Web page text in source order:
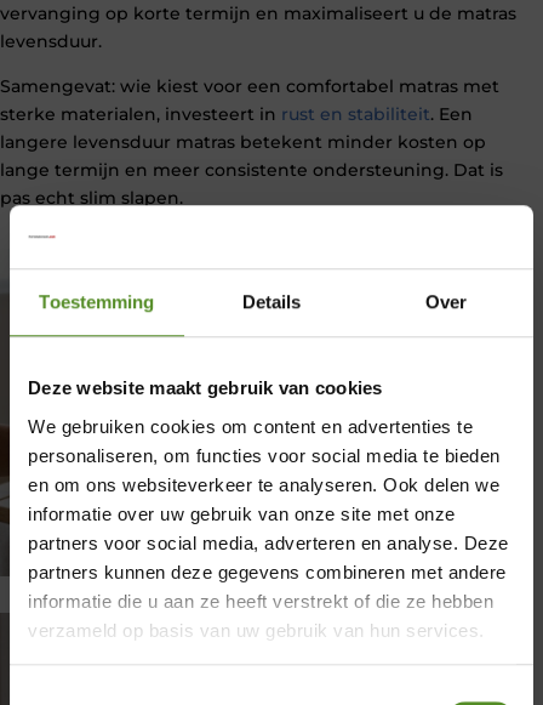
Toestemming Details Over
Deze website maakt gebruik van cookies
We gebruiken cookies om content en advertenties te
personaliseren, om functies voor social media te bieden
en om ons websiteverkeer te analyseren. Ook delen we
informatie over uw gebruik van onze site met onze
partners voor social media, adverteren en analyse. Deze
partners kunnen deze gegevens combineren met andere
informatie die u aan ze heeft verstrekt of die ze hebben
verzameld op basis van uw gebruik van hun services.
vervanging op korte termijn en maximaliseert u de matras
levensduur.
Samengevat: wie kiest voor een comfortabel matras met
sterke materialen, investeert in rust en stabiliteit. Een
langere levensduur matras betekent minder kosten op
lange termijn en meer consistente ondersteuning. Dat is
pas echt slim slapen.
Showroom Breda
×